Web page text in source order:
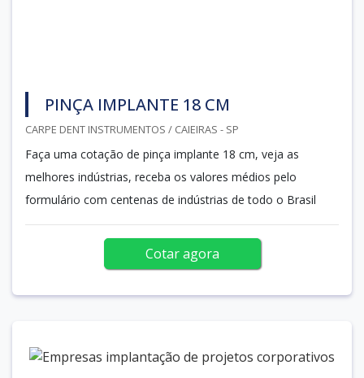
PINÇA IMPLANTE 18 CM
CARPE DENT INSTRUMENTOS / CAIEIRAS - SP
Faça uma cotação de pinça implante 18 cm, veja as
melhores indústrias, receba os valores médios pelo
formulário com centenas de indústrias de todo o Brasil
Cotar agora